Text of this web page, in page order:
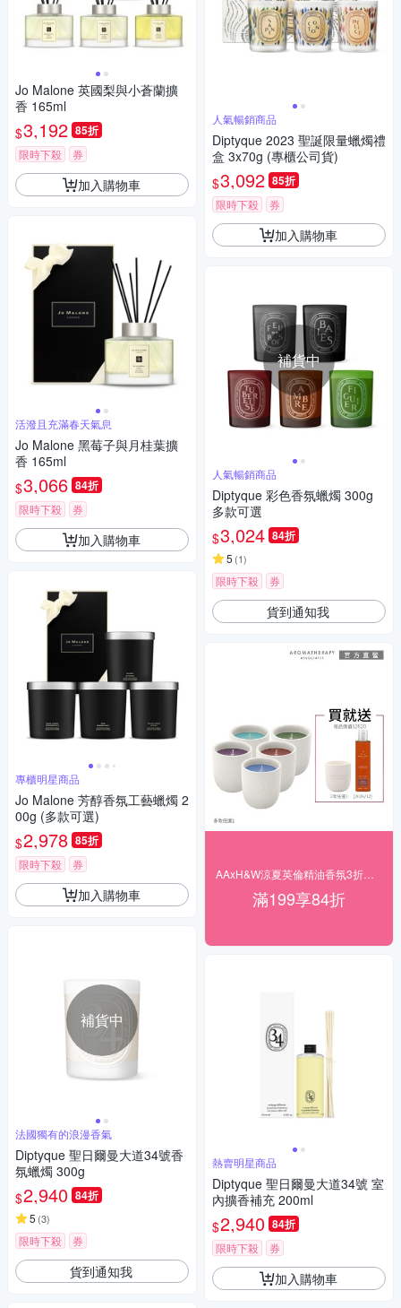
Jo Malone 英國梨與小蒼蘭擴
香 165ml
$3,192 85折
限時下殺 券
加入購物車
活潑且充滿春天氣息
Jo Malone 黑莓子與月桂葉擴
香 165ml
$3,066 84折
限時下殺 券
加入購物車
專櫃明星商品
Jo Malone 芳醇香氛工藝蠟燭 2
00g (多款可選)
$2,978 85折
限時下殺 券
加入購物車
補貨中
法國獨有的浪漫香氣
Diptyque 聖日爾曼大道34號香
氛蠟燭 300g
$2,940 84折
5 (3)
限時下殺 券
貨到通知我
人氣暢銷商品
Diptyque 2023 聖誕限量蠟燭禮
盒 3x70g (專櫃公司貨)
$3,092 85折
限時下殺 券
加入購物車
補貨中
人氣暢銷商品
Diptyque 彩色香氛蠟燭 300g
多款可選
$3,024 84折
5 (1)
限時下殺 券
貨到通知我
滿199享84折
熱賣明星商品
Diptyque 聖日爾曼大道34號 室
內擴香補充 200ml
$2,940 84折
限時下殺 券
加入購物車